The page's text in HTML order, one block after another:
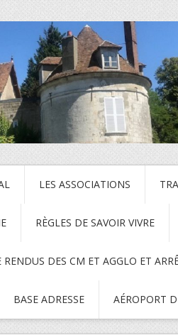
LES ASSOCIATIONS
RÈGLES DE SAVOIR VIVRE
DES CM ET AGGLO ET
BASE ADRESSE AÉROPORT